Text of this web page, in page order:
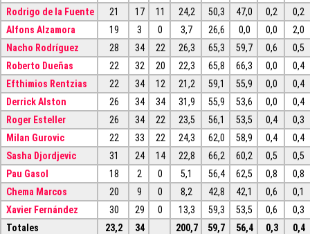
Rodrigo de la Fuente
21 17 11 24,2 50,3 47,0 0,2
0,2
Alfons Alzamora
19 3 0 3,7 26,6 0,0 0,0
2,0
Nacho Rodríguez
28 34 22 26,3 65,3 59,7 0,6
0,5
Roberto Dueñas
22 32 20 22,3 65,8 66,3 0,0
0,4
Efthimios Rentzias
22 34 12 21,2 59,1 55,9 0,0
0,4
Derrick Alston
26 34 34 31,9 55,9 53,6 0,0
0,4
Roger Esteller
26 34 22 23,5 56,1 53,5 0,4
0,3
Milan Gurovic
22 33 22 24,3 62,0 58,9 0,4
0,4
Sasha Djordjevic
31 24 14 22,8 66,2 60,2 0,5
0,5
Pau Gasol
18 2 0 5,1 56,4 62,5 0,8
0,8
Chema Marcos
20 9 0 8,2 42,8 42,1 0,6
0,1
Xavier Fernández
30 29 0 13,3 59,3 53,5 0,6
0,3
Totales
23,2 34 200,7 59,7 56,4 0,3 0,4